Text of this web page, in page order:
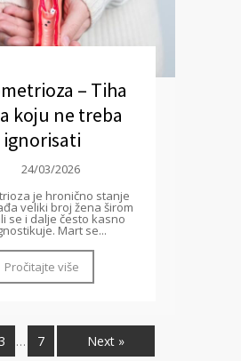
– Tiha
koju ne treba
ignorisati
24/03/2026
je hronično stanje
veliki broj žena širom
se i dalje često kasno
Mart se...
Pročitajte više
3 … 7 Next »